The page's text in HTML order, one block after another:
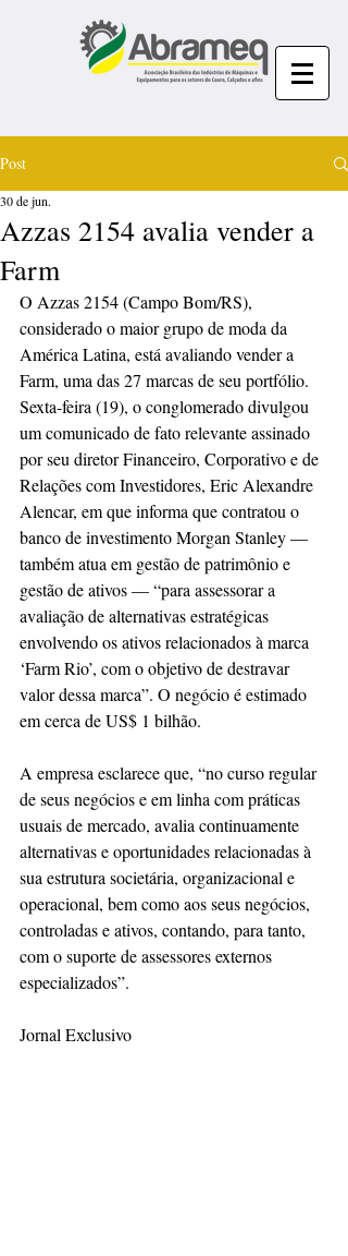
Post
Azzas 2154 avalia vender a
Farm
30 de jun.
O Azzas 2154 (Campo Bom/RS),
considerado o maior grupo de moda da
América Latina, está avaliando vender a
Farm, uma das 27 marcas de seu portfólio.
Sexta-feira (19), o conglomerado divulgou
um comunicado de fato relevante assinado
por seu diretor Financeiro, Corporativo e de
Relações com Investidores, Eric Alexandre
Alencar, em que informa que contratou o
banco de investimento Morgan Stanley —
também atua em gestão de patrimônio e
gestão de ativos — “para assessorar a
avaliação de alternativas estratégicas
envolvendo os ativos relacionados à marca
‘Farm Rio’, com o objetivo de destravar
valor dessa marca”. O negócio é estimado
em cerca de US$ 1 bilhão.
A empresa esclarece que, “no curso regular
de seus negócios e em linha com práticas
usuais de mercado, avalia continuamente
alternativas e oportunidades relacionadas à
sua estrutura societária, organizacional e
operacional, bem como aos seus negócios,
controladas e ativos, contando, para tanto,
com o suporte de assessores externos
especializados”.
Jornal Exclusivo